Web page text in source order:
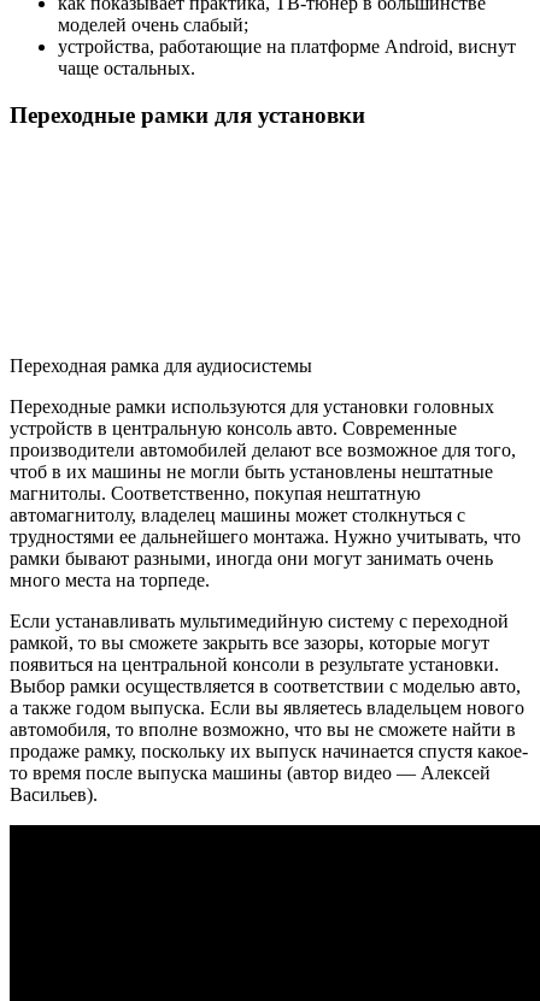
моделей очень слабый;
устройства, работающие на платформе Android, виснут
чаще остальных.
Переходные рамки для установки
Переходная рамка для аудиосистемы
Переходные рамки используются для установки головных
устройств в центральную консоль авто. Современные
производители автомобилей делают все возможное для того,
чтоб в их машины не могли быть установлены нештатные
магнитолы. Соответственно, покупая нештатную
автомагнитолу, владелец машины может столкнуться с
трудностями ее дальнейшего монтажа. Нужно учитывать, что
рамки бывают разными, иногда они могут занимать очень
много места на торпеде.
Если устанавливать мультимедийную систему с переходной
рамкой, то вы сможете закрыть все зазоры, которые могут
появиться на центральной консоли в результате установки.
Выбор рамки осуществляется в соответствии с моделью авто,
а также годом выпуска. Если вы являетесь владельцем нового
автомобиля, то вполне возможно, что вы не сможете найти в
продаже рамку, поскольку их выпуск начинается спустя какое-
то время после выпуска машины (автор видео — Алексей
Васильев).